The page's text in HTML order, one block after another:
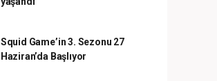
Squid Game’in 3. Sezonu 27
Haziran’da Başlıyor